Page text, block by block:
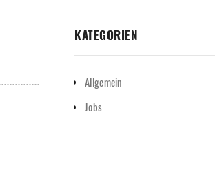
KATEGORIEN
Allgemein
Jobs